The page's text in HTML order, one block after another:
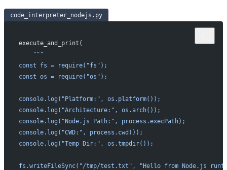
code_interpreter_nodejs.py
execute_and_print(
    """
const fs = require("fs");
const os = require("os");
console.log("Platform:", os.platform());
console.log("Architecture:", os.arch());
console.log("Node.js Path:", process.execPath);
console.log("CWD:", process.cwd());
console.log("Temp Dir:", os.tmpdir());
fs.writeFileSync("/tmp/test.txt", "Hello from Node.js